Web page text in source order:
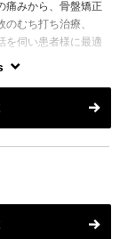
痛みから、骨盤矯正
むち打ち治療、
を伺い患者様に最適
す。
ます。
相談ください‼